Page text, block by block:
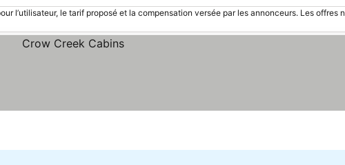
l’utilisateur, le tarif proposé et la compensation versée par les annonceurs. Les offres